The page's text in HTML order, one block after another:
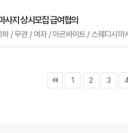
사지 상시모집 급여협의
/ 무관 / 여자 / 아르바이트 / 스웨디시마
1 2 3 4